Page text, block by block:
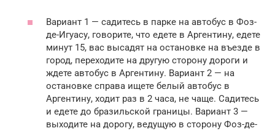
Вариант 1 — садитесь в парке на автобус в Фоз-
де-Игуасу, говорите, что едете в Аргентину, едете
минут 15, вас высадят на остановке на въезде в
город, переходите на другую сторону дороги и
ждете автобус в Аргентину. Вариант 2 — на
остановке справа ищете белый автобус в
Аргентину, ходит раз в 2 часа, не чаще. Садитесь
и едете до бразильской границы. Вариант 3 —
выходите на дорогу, ведущую в сторону Фоз-де-